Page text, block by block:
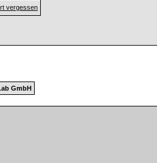
vergessen
GmbH